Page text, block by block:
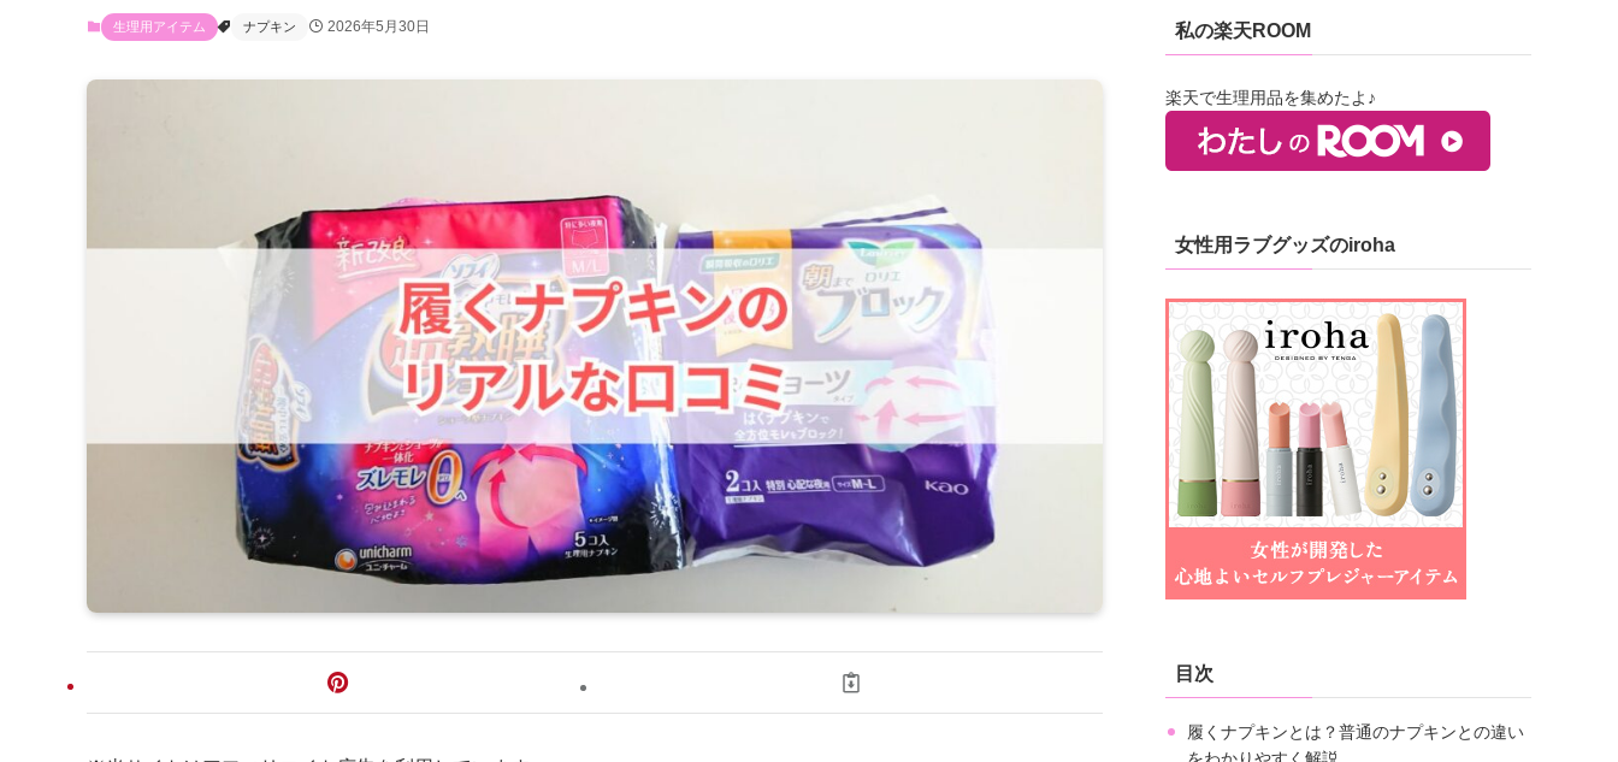
生理用アイテム ナプキン 2026年5月30日 私の楽天ROOM
楽天で生理用品を集めたよ♪
女性用ラブグッズのiroha
目次
履くナプキンとは？普通のナプキンとの違い